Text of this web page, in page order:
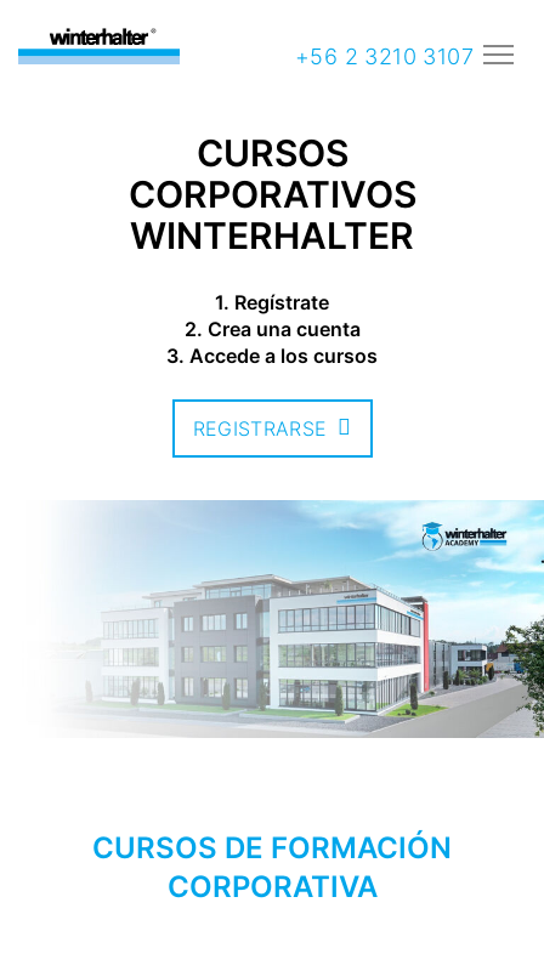
+56 2 3210 3107
CURSOS
CORPORATIVOS
WINTERHALTER
1. Regístrate
2. Crea una cuenta
3. Accede a los cursos
REGISTRARSE
CURSOS DE FORMACIÓN
CORPORATIVA